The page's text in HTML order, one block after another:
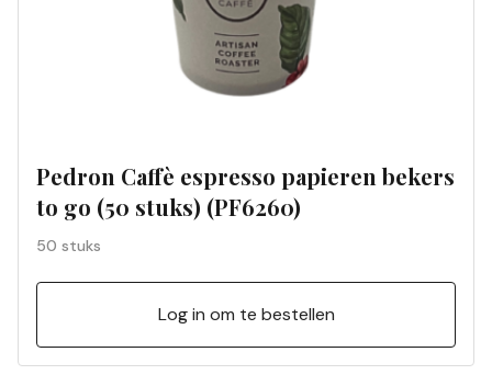
Pedron Caffè espresso papieren bekers
to go (50 stuks) (PF6260)
50 stuks
Log in om te bestellen